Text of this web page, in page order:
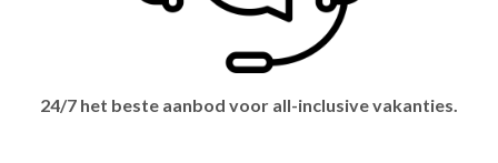
24/7 het beste aanbod voor all-inclusive vakanties.